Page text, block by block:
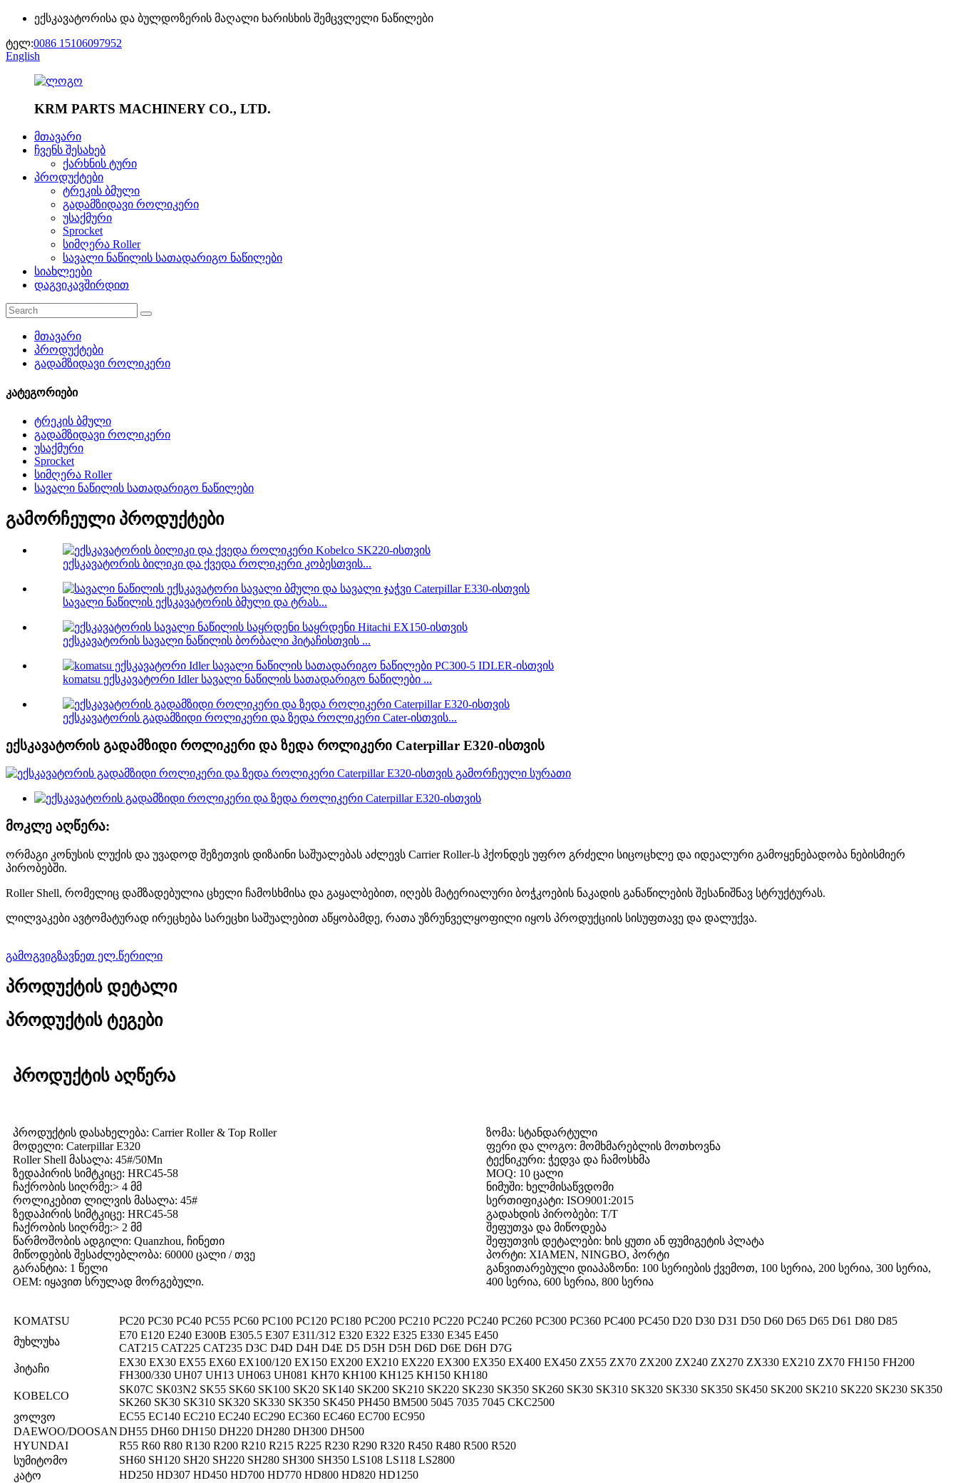
ექსკავატორისა და ბულდოზერის მაღალი ხარისხის შემცვლელი ნაწილები
ტელ:0086 15106097952
English
KRM PARTS MACHINERY CO., LTD.
მთავარი
ჩვენს შესახებ
ქარხნის ტური
პროდუქტები
ტრეკის ბმული
გადამზიდავი როლიკერი
უსაქმური
Sprocket
სიმღერა Roller
სავალი ნაწილის სათადარიგო ნაწილები
სიახლეები
დაგვიკავშირდით
მთავარი
პროდუქტები
გადამზიდავი როლიკერი
კატეგორიები
ტრეკის ბმული
გადამზიდავი როლიკერი
უსაქმური
Sprocket
სიმღერა Roller
სავალი ნაწილის სათადარიგო ნაწილები
გამორჩეული პროდუქტები
ექსკავატორის ბილიკი და ქვედა როლიკერი კობესთვის...
სავალი ნაწილის ექსკავატორის ბმული და ტრას...
ექსკავატორის სავალი ნაწილის ბორბალი ჰიტაჩისთვის ...
komatsu ექსკავატორი Idler სავალი ნაწილის სათადარიგო ნაწილები ...
ექსკავატორის გადამზიდი როლიკერი და ზედა როლიკერი Cater-ისთვის...
ექსკავატორის გადამზიდი როლიკერი და ზედა როლიკერი Caterpillar E320-ისთვის
მოკლე აღწერა:
ორმაგი კონუსის ლუქის და უვადოდ შეზეთვის დიზაინი საშუალებას აძლევს Carrier Roller-ს ჰქონდეს უფრო გრძელი სიცოცხლე და იდეალური გამოყენებადობა ნებისმიერ
პირობებში.
Roller Shell, რომელიც დამზადებულია ცხელი ჩამოსხმისა და გაყალბებით, იღებს მატერიალური ბოჭკოების ნაკადის განაწილების შესანიშნავ სტრუქტურას.
ლილვაკები ავტომატურად ირეცხება სარეცხი საშუალებით აწყობამდე, რათა უზრუნველყოფილი იყოს პროდუქციის სისუფთავე და დალუქვა.
გამოგვიგზავნეთ ელ.წერილი
პროდუქტის დეტალი
პროდუქტის ტეგები
პროდუქტის აღწერა
პროდუქტის დასახელება: Carrier Roller & Top Roller
მოდელი: Caterpillar E320
Roller Shell მასალა: 45#/50Mn
ზედაპირის სიმტკიცე: HRC45-58
ჩაქრობის სიღრმე:> 4 მმ
როლიკებით ლილვის მასალა: 45#
ზედაპირის სიმტკიცე: HRC45-58
ჩაქრობის სიღრმე:> 2 მმ
წარმოშობის ადგილი: Quanzhou, ჩინეთი
მიწოდების შესაძლებლობა: 60000 ცალი / თვე
გარანტია: 1 წელი
OEM: იყავით სრულად მორგებული.
ზომა: სტანდარტული
ფერი და ლოგო: მომხმარებლის მოთხოვნა
ტექნიკური: ჭედვა და ჩამოსხმა
MOQ: 10 ცალი
ნიმუში: ხელმისაწვდომი
სერთიფიკატი: ISO9001:2015
გადახდის პირობები: T/T
შეფუთვა და მიწოდება
შეფუთვის დეტალები: ხის ყუთი ან ფუმიგეტის პლატა
პორტი: XIAMEN, NINGBO, პორტი
განვითარებული დიაპაზონი: 100 სერიების ქვემოთ, 100 სერია, 200 სერია, 300 სერია,
400 სერია, 600 სერია, 800 სერია
KOMATSU
PC20 PC30 PC40 PC55 PC60 PC100 PC120 PC180 PC200 PC210 PC220 PC240 PC260 PC300 PC360 PC400 PC450 D20 D30 D31 D50 D60 D65 D65 D61 D80 D85
მუხლუხა
E70 E120 E240 E300B E305.5 E307 E311/312 E320 E322 E325 E330 E345 E450
CAT215 CAT225 CAT235 D3C D4D D4H D4E D5 D5H D5H D6D D6E D6H D7G
ჰიტაჩი
EX30 EX30 EX55 EX60 EX100/120 EX150 EX200 EX210 EX220 EX300 EX350 EX400 EX450 ZX55 ZX70 ZX200 ZX240 ZX270 ZX330 EX210 ZX70 FH150 FH200
FH300/330 UH07 UH13 UH063 UH081 KH70 KH100 KH125 KH150 KH180
KOBELCO
SK07C SK03N2 SK55 SK60 SK100 SK20 SK140 SK200 SK210 SK220 SK230 SK350 SK260 SK30 SK310 SK320 SK330 SK350 SK450 SK200 SK210 SK220 SK230 SK350
SK260 SK30 SK310 SK320 SK330 SK350 SK450 PH450 BM500 5045 7035 7045 CKC2500
ვოლვო
EC55 EC140 EC210 EC240 EC290 EC360 EC460 EC700 EC950
DAEWOO/DOOSANDH55 DH60 DH150 DH220 DH280 DH300 DH500
HYUNDAI
R55 R60 R80 R130 R200 R210 R215 R225 R230 R290 R320 R450 R480 R500 R520
სუმიტომო
SH60 SH120 SH20 SH220 SH280 SH300 SH350 LS108 LS118 LS2800
კატო
HD250 HD307 HD450 HD700 HD770 HD800 HD820 HD1250